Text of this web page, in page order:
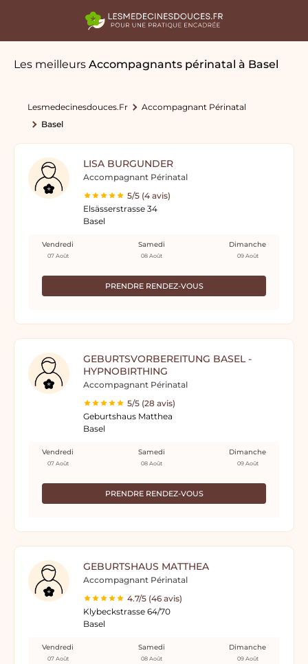
Les meilleurs Accompagnants périnatal à Basel
Lesmedecinesdouces.fr
Accompagnant Périnatal
Basel
LISA BURGUNDER
Accompagnant Périnatal
5/5 (4 avis)
Elsässerstrasse 34
Basel
PRENDRE RENDEZ-VOUS
Vendredi
07 Août
Samedi
08 Août
Dimanche
09 Août
GEBURTSVORBEREITUNG BASEL -
HYPNOBIRTHING
Accompagnant Périnatal
5/5 (28 avis)
Geburtshaus Matthea
Basel
PRENDRE RENDEZ-VOUS
Vendredi
07 Août
Samedi
08 Août
Dimanche
09 Août
GEBURTSHAUS MATTHEA
Accompagnant Périnatal
4.7/5 (46 avis)
Klybeckstrasse 64/70
Basel
Vendredi
07 Août
Samedi
08 Août
Dimanche
09 Août